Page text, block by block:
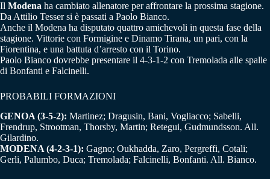
Il Modena ha cambiato allenatore per affrontare la prossima stagione.
Da Attilio Tesser si è passati a Paolo Bianco.
Anche il Modena ha disputato quattro amichevoli in questa fase della
stagione. Vittorie con Formigine e Dinamo Tirana, un pari, con la
Fiorentina, e una battuta d’arresto con il Torino.
Paolo Bianco dovrebbe presentare il 4-3-1-2 con Tremolada alle spalle
di Bonfanti e Falcinelli.
PROBABILI FORMAZIONI
GENOA (3-5-2): Martinez; Dragusin, Bani, Vogliacco; Sabelli,
Frendrup, Strootman, Thorsby, Martin; Retegui, Gudmundsson. All.
Gilardino.
MODENA (4-2-3-1): Gagno; Oukhadda, Zaro, Pergreffi, Cotali;
Gerli, Palumbo, Duca; Tremolada; Falcinelli, Bonfanti. All. Bianco.